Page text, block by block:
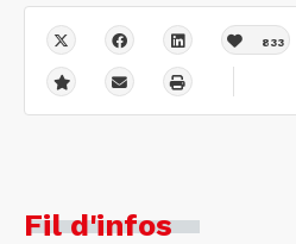
833
Fil d'infos